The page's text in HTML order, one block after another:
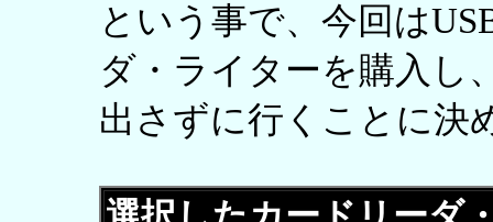
という事で、今回は
ダ・ライターを購入し
出さずに行くことに決